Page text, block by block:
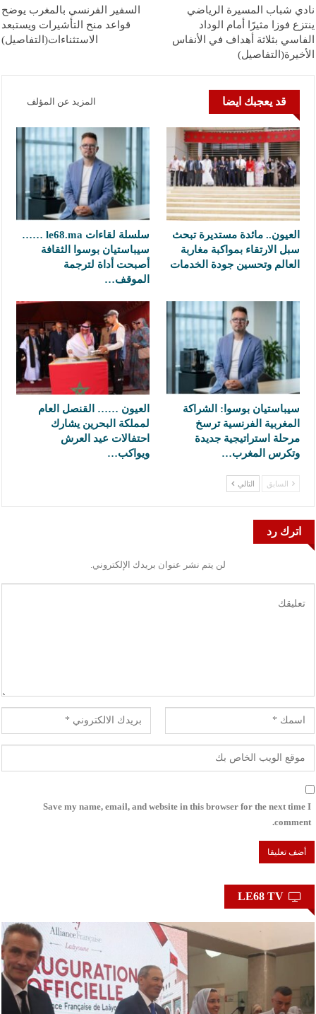
نادي شباب المسيرة الرياضي
ينتزع فوزا مثيرًا أمام الوداد
الفاسي بثلاثة أهداف في الأنفاس
الأخيرة(التفاصيل)
السفير الفرنسي بالمغرب يوضح
قواعد منح التأشيرات ويستبعد
الاستثناءات(التفاصيل)
قد يعجبك ايضا المزيد عن المؤلف
العيون.. مائدة مستديرة تبحث
سبل الارتقاء بمواكبة مغاربة
العالم وتحسين جودة الخدمات
سلسلة لقاءات le68.ma ……
سيباستيان بوسوا الثقافة
أصبحت أداة لترجمة
الموقف…
سيباستيان بوسوا: الشراكة
المغربية الفرنسية ترسخ
مرحلة استراتيجية جديدة
وتكرس المغرب…
العيون …… القنصل العام
لمملكة البحرين يشارك
احتفالات عيد العرش
ويواكب…
السابق التالي
اترك رد
لن يتم نشر عنوان بريدك الإلكتروني.
Save my name, email, and website in this browser for the next time I
comment.